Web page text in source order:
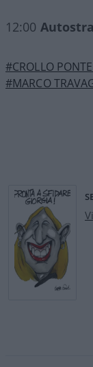
12:00
#CROLLO
#MARCO